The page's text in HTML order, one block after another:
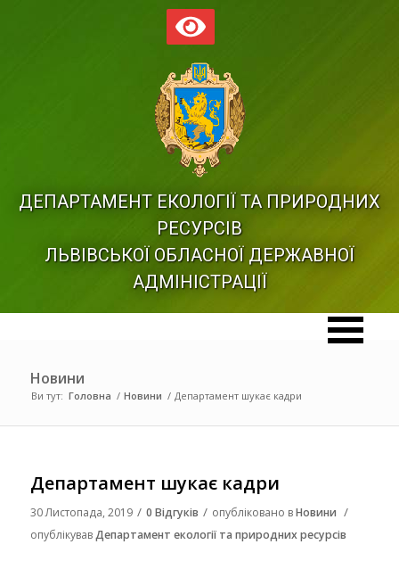
ДЕПАРТАМЕНТ ЕКОЛОГІЇ ТА ПРИРОДНИХ
РЕСУРСІВ
ЛЬВІВСЬКОЇ ОБЛАСНОЇ ДЕРЖАВНОЇ
АДМІНІСТРАЦІЇ
Новини
Ви тут: Головна / Новини / Департамент шукає кадри
Департамент шукає кадри
30 Листопада, 2019 / 0 Відгуків / опубліковано вНовини /
опублікувавДепартамент екології та природних ресурсів